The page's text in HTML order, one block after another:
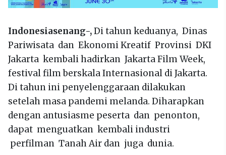
Indonesiasenang-,Di tahun keduanya, Dinas
Pariwisata dan Ekonomi Kreatif Provinsi DKI
Jakarta kembali hadirkan Jakarta Film Week,
festival film berskala Internasional di Jakarta.
Di tahun ini penyelenggaraan dilakukan
setelah masa pandemi melanda. Diharapkan
dengan antusiasme peserta dan penonton,
dapat menguatkan kembali industri
perfilman Tanah Air dan juga dunia.